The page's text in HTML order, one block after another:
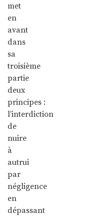
met
en
avant
dans
sa
troisième
partie
deux
principes :
l’interdiction
de
nuire
à
autrui
par
négligence
en
dépassant